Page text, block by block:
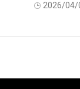
2026/04/